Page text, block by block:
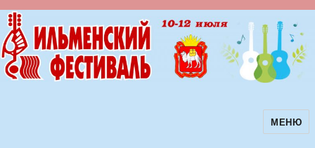
Ильменский фестиваль авторскойМЕНЮ